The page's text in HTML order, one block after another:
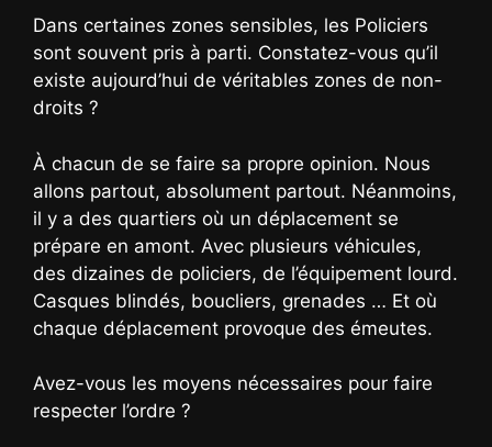
Dans certaines zones sensibles, les Policiers
sont souvent pris à parti. Constatez-vous qu’il
existe aujourd’hui de véritables zones de non-
droits ?
À chacun de se faire sa propre opinion. Nous
allons partout, absolument partout. Néanmoins,
il y a des quartiers où un déplacement se
prépare en amont. Avec plusieurs véhicules,
des dizaines de policiers, de l’équipement lourd.
Casques blindés, boucliers, grenades … Et où
chaque déplacement provoque des émeutes.
Avez-vous les moyens nécessaires pour faire
respecter l’ordre ?